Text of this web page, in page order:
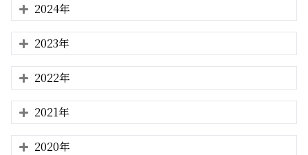
2024年
2023年
2022年
2021年
2020年